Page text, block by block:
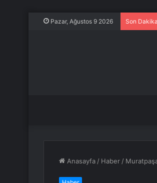
Pazar, Ağustos 9 2026 Son
Anasayfa / Haber /